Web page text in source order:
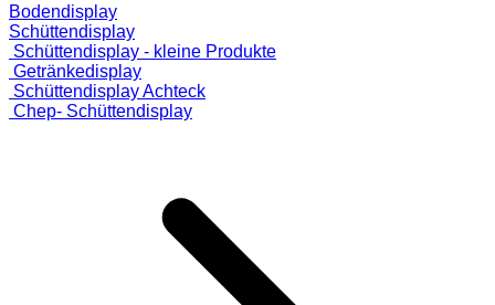
Bodendisplay
Schüttendisplay
Schüttendisplay - kleine Produkte
Getränkedisplay
Schüttendisplay Achteck
Chep- Schüttendisplay